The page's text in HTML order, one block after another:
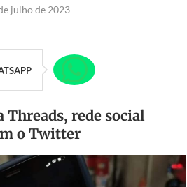
julho de 2023
rede social
o Twitter